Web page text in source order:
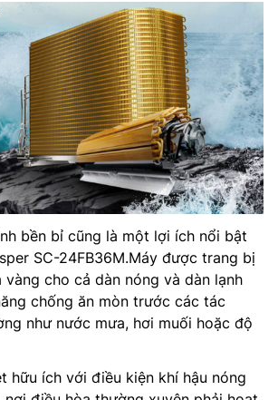
bền bỉ cũng là một lợi ích nổi bật
SC-24FB36M.Máy được trang bị
vàng cho cả dàn nóng và dàn lạnh
chống ăn mòn trước các tác
như nước mưa, hơi muối hoặc độ
hữu ích với điều kiện khí hậu nóng